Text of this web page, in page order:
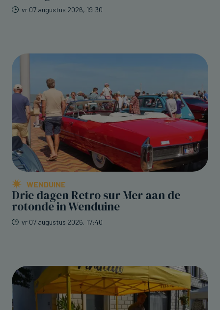
vr 07 augustus 2026, 19:30
WENDUINE
Drie dagen Retro sur Mer aan de
rotonde in Wenduine
vr 07 augustus 2026, 17:40